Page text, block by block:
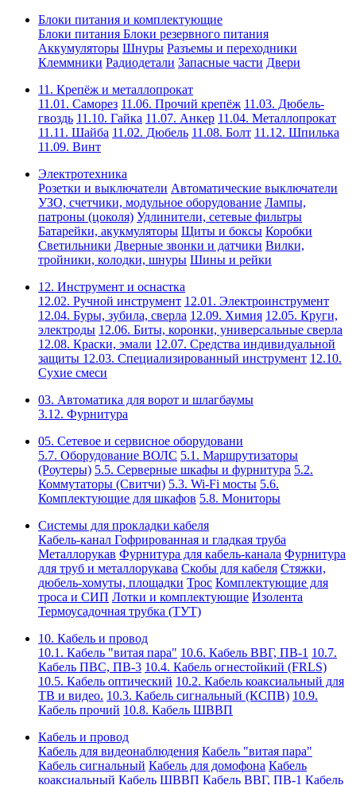
Блоки питания и комплектующие
Блоки питания Блоки резервного питания
Аккумуляторы Шнуры Разъемы и переходники
Клеммники Радиодетали Запасные части Двери
11. Крепёж и металлопрокат
11.01. Саморез 11.06. Прочий крепёж 11.03. Дюбель-
гвоздь 11.10. Гайка 11.07. Анкер 11.04. Металлопрокат
11.11. Шайба 11.02. Дюбель 11.08. Болт 11.12. Шпилька
11.09. Винт
Электротехника
Розетки и выключатели Автоматические выключатели
УЗО, счетчики, модульное оборудование Лампы,
патроны (цоколя) Удлинители, сетевые фильтры
Батарейки, акукмуляторы Щиты и боксы Коробки
Светильники Дверные звонки и датчики Вилки,
тройники, колодки, шнуры Шины и рейки
12. Инструмент и оснастка
12.02. Ручной инструмент 12.01. Электроинструмент
12.04. Буры, зубила, сверла 12.09. Химия 12.05. Круги,
электроды 12.06. Биты, коронки, универсальные сверла
12.08. Краски, эмали 12.07. Средства индивидуальной
защиты 12.03. Специализированный инструмент 12.10.
Сухие смеси
03. Автоматика для ворот и шлагбаумы
3.12. Фурнитура
05. Сетевое и сервисное оборудовани
5.7. Оборудование ВОЛС 5.1. Маршрутизаторы
(Роутеры) 5.5. Серверные шкафы и фурнитура 5.2.
Коммутаторы (Свитчи) 5.3. Wi-Fi мосты 5.6.
Комплектующие для шкафов 5.8. Мониторы
Системы для прокладки кабеля
Кабель-канал Гофрированная и гладкая труба
Металлорукав Фурнитура для кабель-канала Фурнитура
для труб и металлорукава Скобы для кабеля Стяжки,
дюбель-хомуты, площадки Трос Комплектующие для
троса и СИП Лотки и комплектующие Изолента
Термоусадочная трубка (ТУТ)
10. Кабель и провод
10.1. Кабель "витая пара" 10.6. Кабель ВВГ, ПВ-1 10.7.
Кабель ПВС, ПВ-3 10.4. Кабель огнестойкий (FRLS)
10.5. Кабель оптический 10.2. Кабель коаксиальный для
ТВ и видео. 10.3. Кабель сигнальный (КСПВ) 10.9.
Кабель прочий 10.8. Кабель ШВВП
Кабель и провод
Кабель для видеонаблюдения Кабель "витая пара"
Кабель сигнальный Кабель для домофона Кабель
коаксиальный Кабель ШВВП Кабель ВВГ, ПВ-1 Кабель